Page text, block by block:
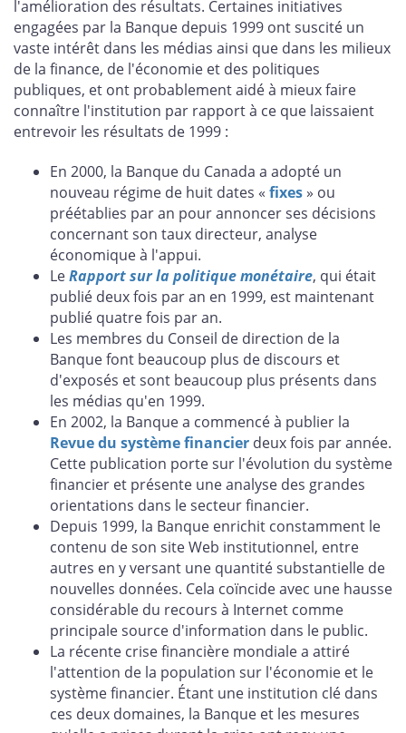
l'amélioration des résultats. Certaines initiatives
engagées par la Banque depuis 1999 ont suscité un
vaste intérêt dans les médias ainsi que dans les milieux
de la finance, de l'économie et des politiques
publiques, et ont probablement aidé à mieux faire
connaître l'institution par rapport à ce que laissaient
entrevoir les résultats de 1999 :
En 2000, la Banque du Canada a adopté un
nouveau régime de huit dates « fixes » ou
préétablies par an pour annoncer ses décisions
concernant son taux directeur, analyse
économique à l'appui.
LeRapport sur la politique monétaire, qui était
publié deux fois par an en 1999, est maintenant
publié quatre fois par an.
Les membres du Conseil de direction de la
Banque font beaucoup plus de discours et
d'exposés et sont beaucoup plus présents dans
les médias qu'en 1999.
En 2002, la Banque a commencé à publier la
Revue du système financier deux fois par année.
Cette publication porte sur l'évolution du système
financier et présente une analyse des grandes
orientations dans le secteur financier.
Depuis 1999, la Banque enrichit constamment le
contenu de son site Web institutionnel, entre
autres en y versant une quantité substantielle de
nouvelles données. Cela coïncide avec une hausse
considérable du recours à Internet comme
principale source d'information dans le public.
La récente crise financière mondiale a attiré
l'attention de la population sur l'économie et le
système financier. Étant une institution clé dans
ces deux domaines, la Banque et les mesures